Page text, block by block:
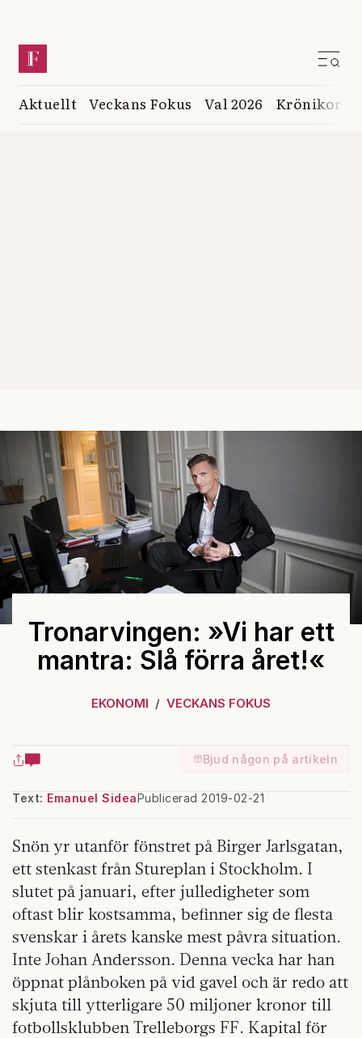
Aktuellt Veckans Fokus Val 2026 Krönikor
Tronarvingen: »Vi har ett
mantra: Slå förra året!«
EKONOMI VECKANS FOKUS
Bjud någon på artikeln
Text: Emanuel SideaPublicerad 2019-02-21
Snön yr utanför fönstret på Birger Jarlsgatan,
ett stenkast från Stureplan i Stockholm. I
slutet på januari, efter julledigheter som
oftast blir kostsamma, befinner sig de flesta
svens­kar i årets kanske mest påvra situation.
Inte Johan Andersson. Denna vecka har han
öppnat plånboken på vid gavel och är redo att
skjuta till ytterligare 50 miljoner kronor till
fotbollsklubben Trelleborgs FF. Kapital för